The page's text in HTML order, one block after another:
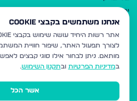
ירושלים
אלעד
גבעת זאב
בית שמש
רכסים
מודיעין עילית
אנחנו משתמשים בקבצי Cookie
לצורך תפעול האתר, שיפור חוויית
מותאם. ניתן לבחור אילו סוגי קבצים
במדיניות הפרטיות ובתקנון השימוש.
אשר הכל